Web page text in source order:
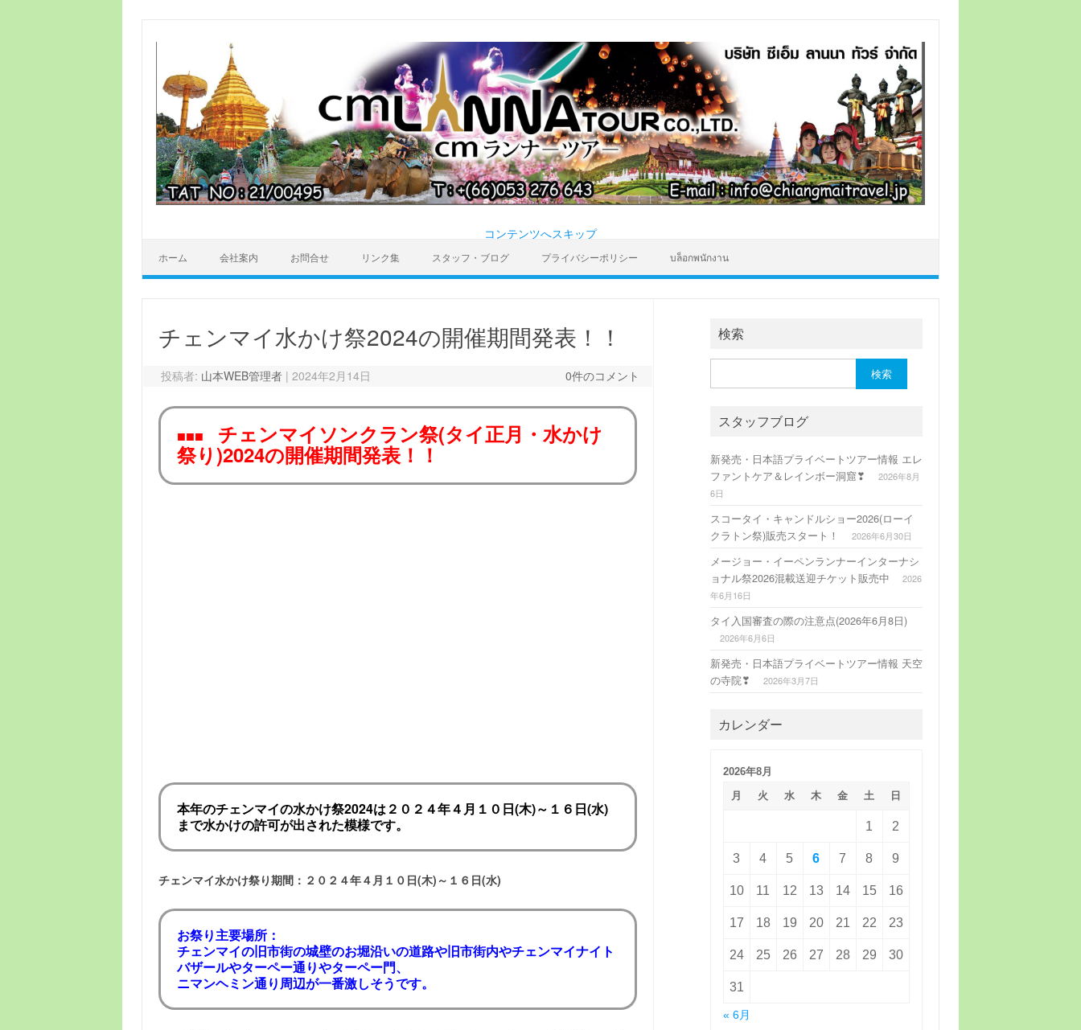
コンテンツへスキップ
ホーム 会社案内 お問合せ リンク集 スタッフ・ブログ プライバシーポリシー บล็อกพนักงาน
チェンマイ水かけ祭2024の開催期間発表！！
投稿者: 山本WEB管理者 | 2024年2月14日 0件のコメント
■■■ チェンマイソンクラン祭(タイ正月・水かけ
祭り)2024の開催期間発表！！
本年のチェンマイの水かけ祭2024は２０２４年４月１０日(木)～１６日(水)
まで水かけの許可が出された模様です。
チェンマイ水かけ祭り期間：２０２４年４月１０日(木)～１６日(水)
お祭り主要場所：
チェンマイの旧市街の城壁のお堀沿いの道路や旧市街内やチェンマイナイト
バザールやターペー通りやターペー門、
ニマンヘミン通り周辺が一番激しそうです。
検索
索:
スタッフブログ
新発売・日本語プライベートツアー情報 エレ
ファントケア＆レインボー洞窟❣
2026年8月
6日
スコータイ・キャンドルショー2026(ローイ
クラトン祭)販売スタート！
2026年6月30日
メージョー・イーペンランナーインターナシ
ョナル祭2026混載送迎チケット販売中
2026
年6月16日
タイ入国審査の際の注意点(2026年6月8日)
2026年6月6日
新発売・日本語プライベートツアー情報 天空
の寺院❣
2026年3月7日
カレンダー
2026年8月
月
火 水 木 金 土 日
1 2
3 4 5 6 7 8 9
10 11 12 13 14 15 16
17 18 19 20 21 22 23
24 25 26 27 28 29 30
31
« 6月